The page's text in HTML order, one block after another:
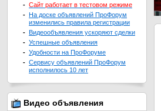
- Сайт работает в тестовом режиме
- На доске объявлений ПроФорум
изменились правила регистрации
- Видеообъявления ускоряют сделки
- Успешные объявления
- Удобности на ПроФоруме
- Сервису объявлений ПроФорум
исполнилось 10 лет
Видео объявления